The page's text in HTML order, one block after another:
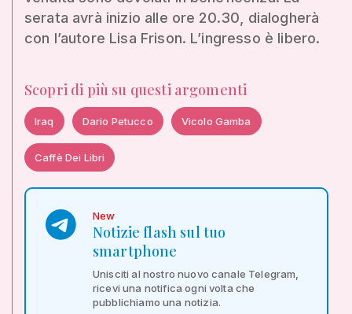
serata avrà inizio alle ore 20.30, dialogherà
con l’autore Lisa Frison. L’ingresso è libero.
Scopri di più su questi argomenti
Iraq Dario Petucco Vicolo Gamba
Caffè Dei Libri
New
Notizie flash sul tuo
smartphone
Unisciti al nostro nuovo canale Telegram,
ricevi una notifica ogni volta che
pubblichiamo una notizia.